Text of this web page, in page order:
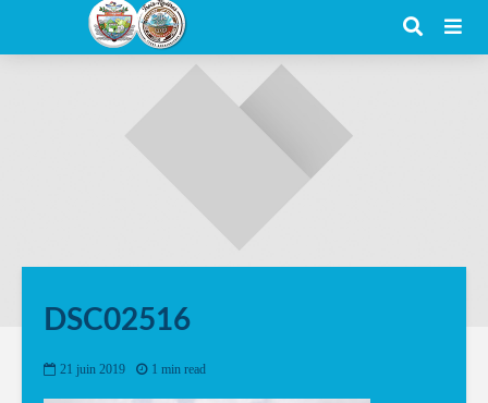
DSC02516
21 juin 2019 1 min read